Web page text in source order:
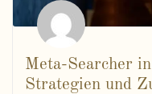
Meta-Searcher
Strategien und